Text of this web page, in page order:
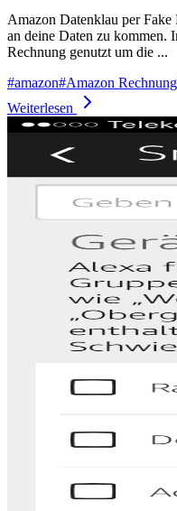
Amazon Datenklau per
an deine Daten zu kommen.
Rechnung genutzt um die ...
#amazon#Amazon Rechnung
Weiterlesen